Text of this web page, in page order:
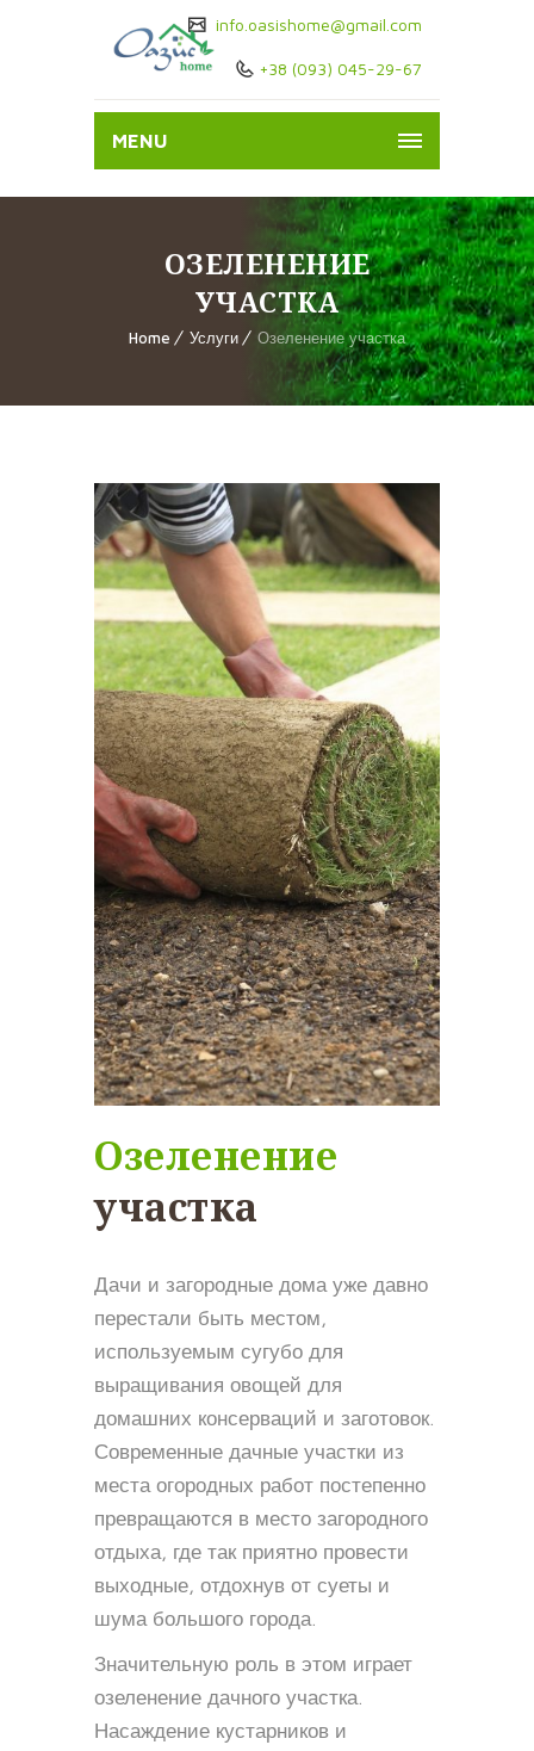
info.oasishome@gmail.com
+38 (093) 045-29-67
MENU
ОЗЕЛЕНЕНИЕ
УЧАСТКА
Home Услуги Озеленение участка
Озеленение
участка
Дачи и загородные дома уже давно
перестали быть местом,
используемым сугубо для
выращивания овощей для
домашних консерваций и заготовок.
Современные дачные участки из
места огородных работ постепенно
превращаются в место загородного
отдыха, где так приятно провести
выходные, отдохнув от суеты и
шума большого города.
Значительную роль в этом играет
озеленение дачного участка.
Насаждение кустарников и